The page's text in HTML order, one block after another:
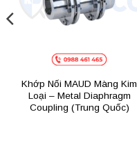
Khớp Nối MAUD Màng Kim
Loại – Metal Diaphragm
Coupling (Trung Quốc)